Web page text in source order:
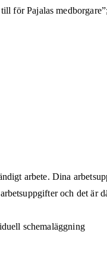
för Pajalas
arbete. Dina
och det
schemaläggning